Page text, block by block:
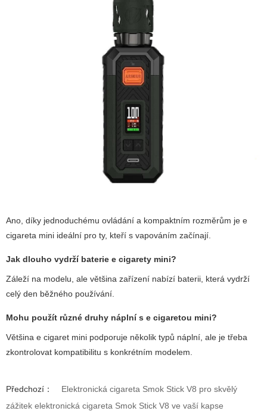
Ano, díky jednoduchému ovládání a kompaktním rozměrům je e
cigareta mini ideální pro ty, kteří s vapováním začínají.
Jak dlouho vydrží baterie e cigarety mini?
Záleží na modelu, ale většina zařízení nabízí baterii, která vydrží
celý den běžného používání.
Mohu použít různé druhy náplní s e cigaretou mini?
Většina e cigaret mini podporuje několik typů náplní, ale je třeba
zkontrolovat kompatibilitu s konkrétním modelem.
Předchozí：
Elektronická cigareta Smok Stick V8 pro skvělý
zážitek elektronická cigareta Smok Stick V8 ve vaší kapse